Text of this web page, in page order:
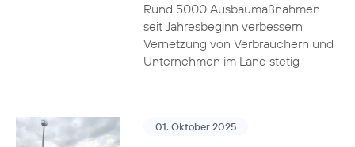
Rund 5000 Ausbaumaßnahmen
seit Jahresbeginn verbessern
Vernetzung von Verbrauchern und
Unternehmen im Land stetig
01. Oktober 2025